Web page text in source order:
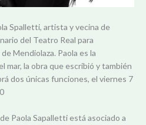
Spalletti, artista y vecina de
del Teatro Real para
Mendiolaza. Paola es la
mar, la obra que escribió y también
dos únicas funciones, el viernes 7
Paola Sapalletti está asociado a